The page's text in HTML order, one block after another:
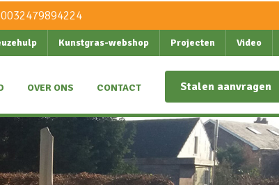
0032479894224
Kunstgras-webshop Projecten Video
OVER ONS CONTACT Stalen aanvragen